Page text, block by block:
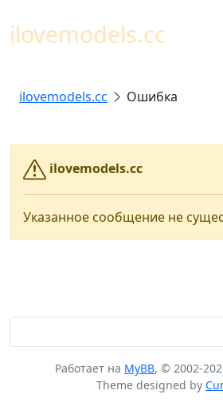
ilovemodels.cc
ilovemodels.cc Ошибка
ilovemodels.cc
Указанное сообщение не
Работает на MyBB, © 2002-
Theme designed by